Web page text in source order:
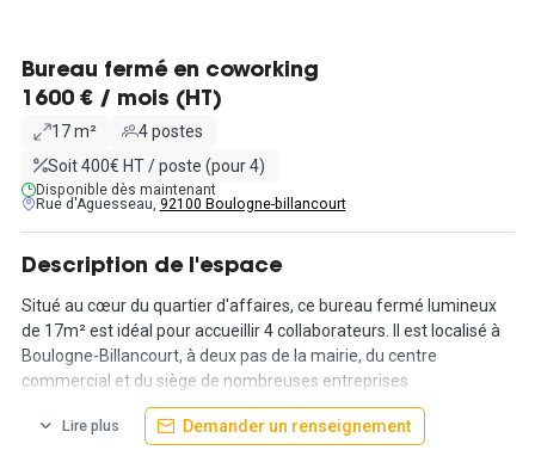
Bureau fermé en coworking
1600 € / mois (HT)
17 m²
4 postes
Soit 400€ HT / poste (pour 4)
Disponible dès maintenant
Rue d'Aguesseau, 92100 Boulogne-billancourt
Description de l'espace
Situé au cœur du quartier d'affaires, ce bureau fermé lumineux
de 17m² est idéal pour accueillir 4 collaborateurs. Il est localisé à
Boulogne-Billancourt, à deux pas de la mairie, du centre
commercial et du siège de nombreuses entreprises
(pharmaceutiques, de communication, de multimédias, etc.).
Facile d'accès par métro (ligne 9 & 10), tram et différentes lignes
Lire plus Demander un renseignement